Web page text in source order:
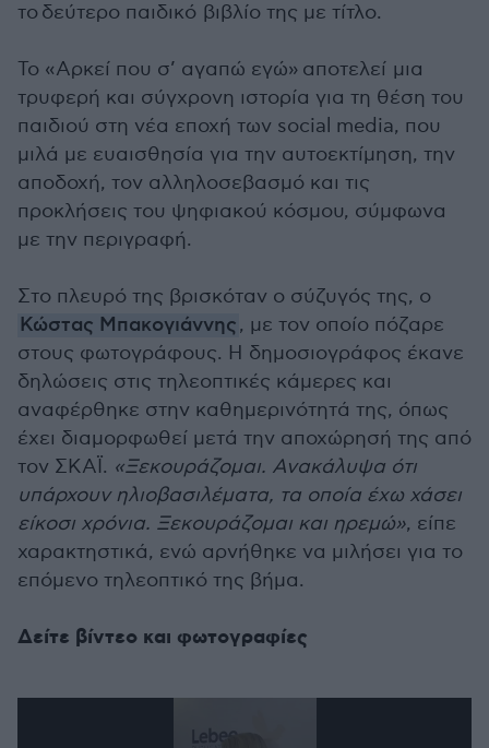
το δεύτερο παιδικό βιβλίο της με τίτλο.
Το «Αρκεί που σ’ αγαπώ εγώ» αποτελεί μια
τρυφερή και σύγχρονη ιστορία για τη θέση του
παιδιού στη νέα εποχή των social media, που
μιλά με ευαισθησία για την αυτοεκτίμηση, την
αποδοχή, τον αλληλοσεβασμό και τις
προκλήσεις του ψηφιακού κόσμου, σύμφωνα
με την περιγραφή.
Στο πλευρό της βρισκόταν ο σύζυγός της, ο
Κώστας Μπακογιάννης, με τον οποίο πόζαρε
στους φωτογράφους. Η δημοσιογράφος έκανε
δηλώσεις στις τηλεοπτικές κάμερες και
αναφέρθηκε στην καθημερινότητά της, όπως
έχει διαμορφωθεί μετά την αποχώρησή της από
τον ΣΚΑΪ. «Ξεκουράζομαι. Ανακάλυψα ότι
υπάρχουν ηλιοβασιλέματα, τα οποία έχω χάσει
είκοσι χρόνια. Ξεκουράζομαι και ηρεμώ», είπε
χαρακτηστικά, ενώ αρνήθηκε να μιλήσει για το
επόμενο τηλεοπτικό της βήμα.
Δείτε βίντεο και φωτογραφίες